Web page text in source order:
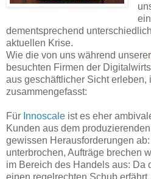
dementsprechend
aktuellen Krise.
Wie die von uns während unserer
besuchten Firmen der
aus geschäftlicher Sicht erleben,
zusammengefasst:
Für Innoscale ist es eher
Kunden aus dem
gewissen Herausforderungen
unterbrochen, Aufträge brechen
im Bereich des Handels aus: Da
einen regelrechten Schub